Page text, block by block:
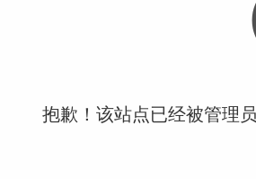
抱歉！该站点已经被管理